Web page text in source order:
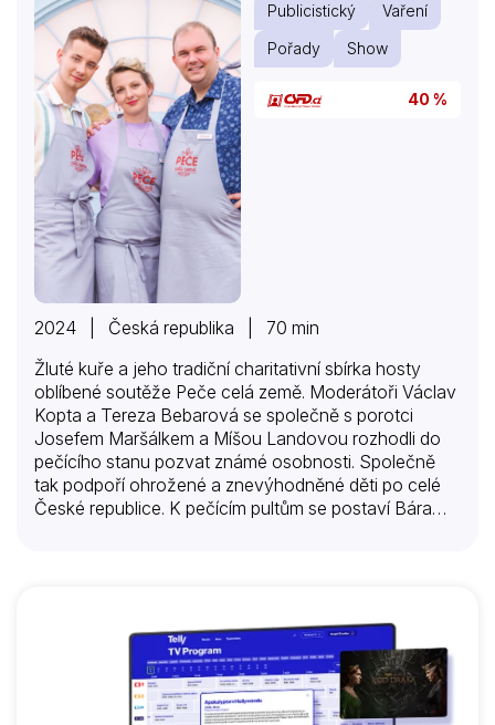
Publicistický
Vaření
Pořady
Show
40 %
2024 | Česká republika | 70 min
Žluté kuře a jeho tradiční charitativní sbírka hosty
oblíbené soutěže Peče celá země. Moderátoři Václav
Kopta a Tereza Bebarová se společně s porotci
Josefem Maršálkem a Míšou Landovou rozhodli do
pečícího stanu pozvat známé osobnosti. Společně
tak podpoří ohrožené a znevýhodněné děti po celé
České republice. K pečícím pultům se postaví Bára